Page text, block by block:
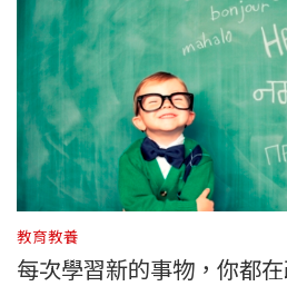
教育教養
每次學習新的事物，你都